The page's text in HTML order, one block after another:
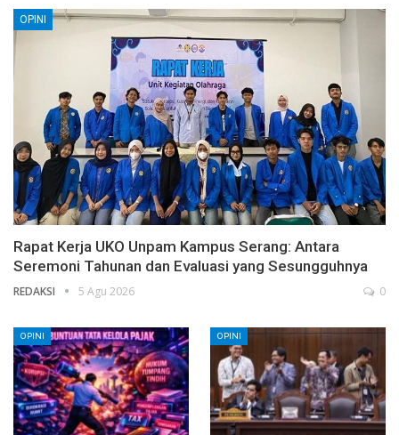
OPINI
Rapat Kerja UKO Unpam Kampus Serang: Antara
Seremoni Tahunan dan Evaluasi yang Sesungguhnya
REDAKSI 5 Agu 2026 0
OPINI OPINI